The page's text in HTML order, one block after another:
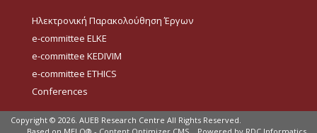
Nominations
Call for Nominations
Nominations Results
Call for Tenders
Ηλεκτρονική Παρακολούθηση Έργων
e-committee ELKE
e-committee KEDIVIM
e-committee ETHICS
Conferences
Copyright © 2026. AUEB Research Centre All Rights Reserved.